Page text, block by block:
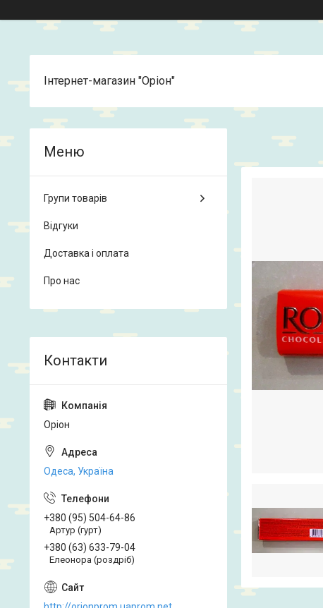
Інтернет-магазин "Оріон"
Групи товарів
Відгуки
Доставка і оплата
Про нас
Оріон
Одеса, Україна
+380 (95) 504-64-86
Артур (гурт)
+380 (63) 633-79-04
Елеонора (роздріб)